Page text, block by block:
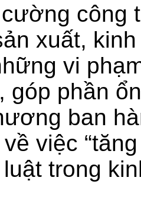
công
xuất,
vi
góp phần
ban
việc
trong